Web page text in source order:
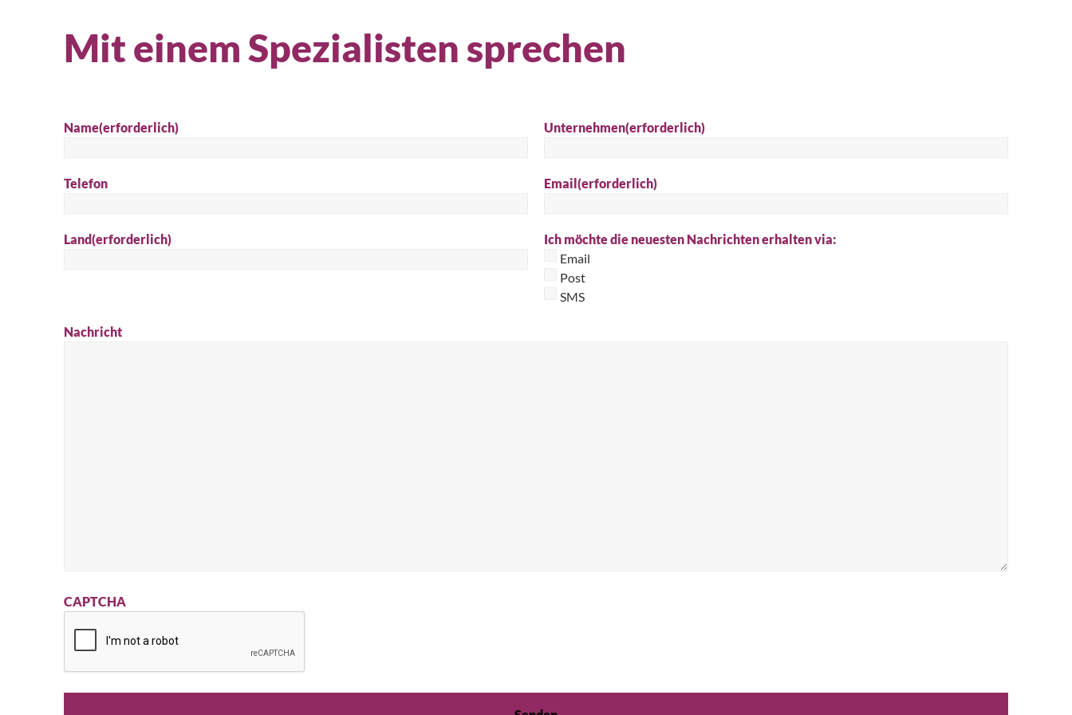
Mit einem Spezialisten sprechen
Name(erforderlich) Unternehmen(erforderlich)
Telefon Email(erforderlich)
Land(erforderlich)
Ich möchte die neuesten Nachrichten erhalten via:
Email
Post
SMS
Nachricht
CAPTCHA